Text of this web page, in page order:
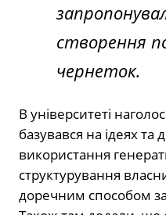
створення
чернеток.
В університеті
базувався на ідеях та
використання
структурування
доречним способом